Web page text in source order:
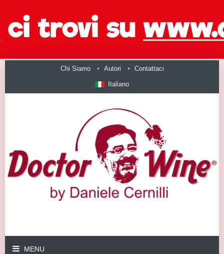
Chi Siamo Autori Contattaci
Italiano
MENU